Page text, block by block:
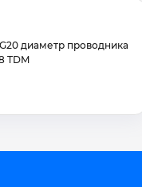
диаметр проводника
TDM